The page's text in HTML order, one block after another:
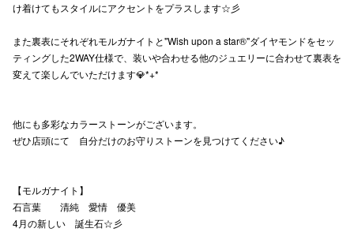
け着けてもスタイルにアクセントをプラスします☆彡
また裏表にそれぞれモルガナイトと"Wish upon a star®"ダイヤモンドをセッ
ティングした2WAY仕様で、装いや合わせる他のジュエリーに合わせて裏表を
変えて楽しんでいただけます💎*+*
他にも多彩なカラーストーンがございます。
ぜひ店頭にて 自分だけのお守りストーンを見つけてください♪
【モルガナイト】
石言葉 清純 愛情 優美
4月の新しい 誕生石☆彡